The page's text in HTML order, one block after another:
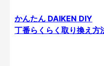
かんたん DAIKEN DIY
丁番らくらく取り換え方